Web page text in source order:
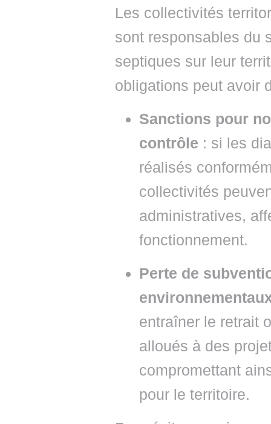
Les collectivités
sont responsables du
septiques sur leur
obligations peut avoir
Sanctions pour
contrôle : si les
réalisés
collectivités
administratives,
fonctionnement.
Perte de
entraîner le retrait
alloués à des
compromettant
pour le territoire.